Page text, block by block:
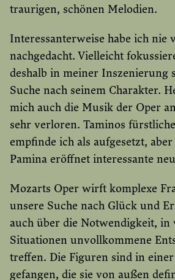
traurigen, schönen Melodien.
Interessanterweise habe ich nie
nachgedacht. Vielleicht
deshalb in meiner Inszenierung
Suche nach seinem Charakter.
mich auch die Musik der Oper
sehr verloren. Taminos
empfinde ich als aufgesetzt,
Pamina eröffnet interessante
Mozarts Oper wirft komplexe
unsere Suche nach Glück und
auch über die Notwendigkeit, in
Situationen unvollkommene
treffen. Die Figuren sind in einer
gefangen, die sie von außen